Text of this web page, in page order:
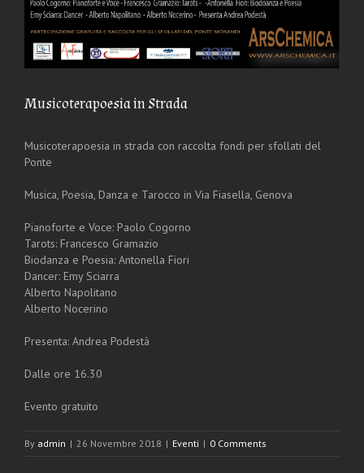
Musicoterapoesia in Strada
Musicoterapoesia in strada con raccolta fondi per sfollati del
Ponte
Musica, Poesia, Danza e Tarocco in Via Fiasella, Genova
Pianoforte e Voce: Paolo Cogorno
Tarots: Francesco Gramazio
Biodanza e Poesia: Antonella Fiori
Dancer: Emy Sciarra
Alberto Napolitano
Alberto Nocerino
Presenta: Andrea Podestà
Dalle ore 16.30
Evento gratuito
By admin | 26 Novembre 2018 | Eventi | 0 Comments